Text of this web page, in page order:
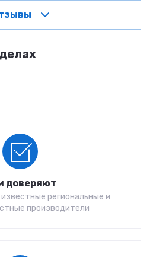
доверяют
региональные и
производители